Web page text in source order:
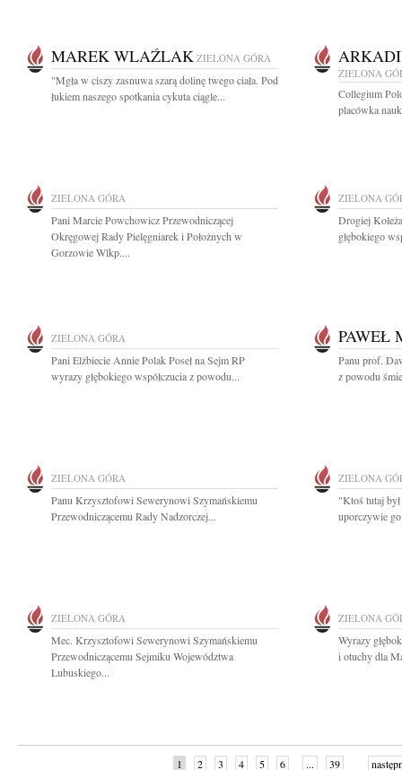
MAREK WLAŹLAK ZIELONA GÓRA
"Mgła w ciszy zasnuwa szarą dolinę twego ciała. Pod
łukiem naszego spotkania cykuta ciągle...
ZIELONA
Collegium
placówka
ZIELONA GÓRA
Pani Marcie Powchowicz Przewodniczącej
Okręgowej Rady Pielęgniarek i Położnych w
Gorzowie Wlkp....
ZIELONA
Drogiej
głębokiego
ZIELONA GÓRA
Pani Elżbiecie Annie Polak Poseł na Sejm RP
wyrazy głębokiego współczucia z powodu...
PAWEŁ
Panu prof.
z powodu
ZIELONA GÓRA
Panu Krzysztofowi Sewerynowi Szymańskiemu
Przewodniczącemu Rady Nadzorczej...
ZIELONA
"Ktoś tutaj
uporczywie
ZIELONA GÓRA
Mec. Krzysztofowi Sewerynowi Szymańskiemu
Przewodniczącemu Sejmiku Województwa
Lubuskiego...
ZIELONA
Wyrazy
i otuchy dla
1 2 3 4 5 6 ... 39